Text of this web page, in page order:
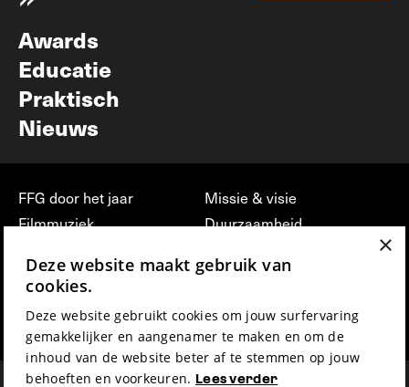
Awards
Educatie
Praktisch
Nieuws
FFG door het jaar
Filmmuziek
Press & Industry
Film Fest Friends
Missie & visie
Duurzaamheid
vrijwilligerswerk bij FFG
Privacy & Disclaimer
×
Deze website maakt gebruik van
cookies.
Deze website gebruikt cookies om jouw surfervaring
gemakkelijker en aangenamer te maken en om de
inhoud van de website beter af te stemmen op jouw
behoeften en voorkeuren. Lees verder